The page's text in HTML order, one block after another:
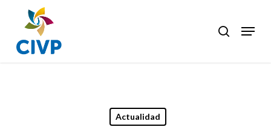
main
content
search
Menu
Actualidad
Close